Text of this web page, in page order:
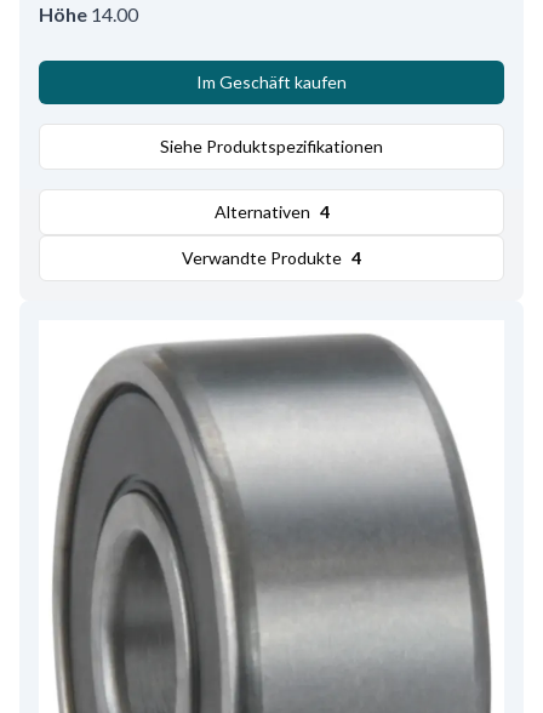
Höhe 14.00
Im Geschäft kaufen
Siehe Produktspezifikationen
Alternativen 4
Verwandte Produkte 4